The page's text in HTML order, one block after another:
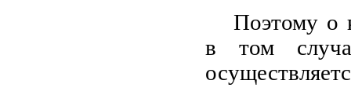
Поэтому о
в том